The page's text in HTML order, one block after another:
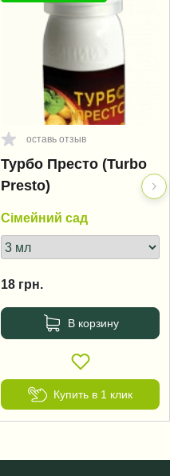
оставь отзыв
Турбо Престо (Turbo
Presto)
Сімейний сад
18 грн.
В корзину
Купить в 1 клик